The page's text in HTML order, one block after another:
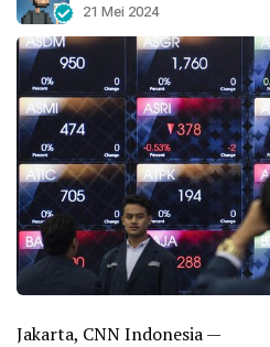
21 Mei 2024
Jakarta, CNN Indonesia —